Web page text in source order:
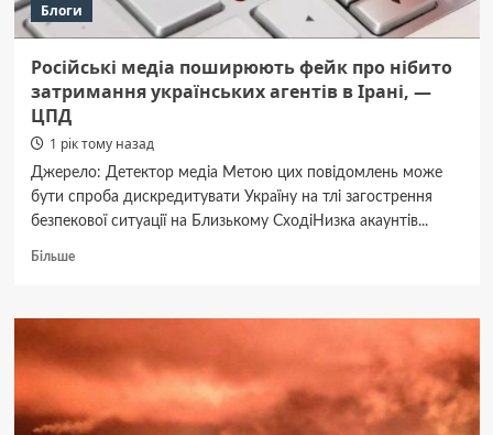
Блоги
Російські медіа поширюють фейк про нібито
затримання українських агентів в Ірані, —
ЦПД
1 рік тому назад
Джерело: Детектор медіа Метою цих повідомлень може
бути спроба дискредитувати Україну на тлі загострення
безпекової ситуації на Близькому СходіНизка акаунтів...
БільшеДокладніше
медіа
про
затримання